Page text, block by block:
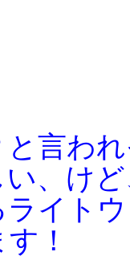
言わ
、け
イト
！